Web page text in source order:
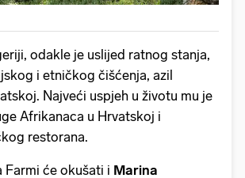
odakle je uslijed ratnog stanja,
i etničkog čišćenja, azil
Najveći uspjeh u životu mu je
Afrikanaca u Hrvatskoj i
restorana.
Farmi će okušati i Marina